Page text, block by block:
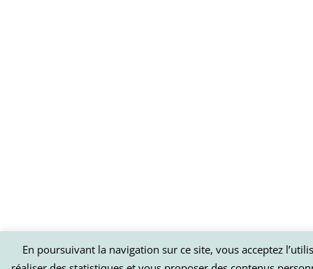
En poursuivant la navigation sur ce site, vous acceptez